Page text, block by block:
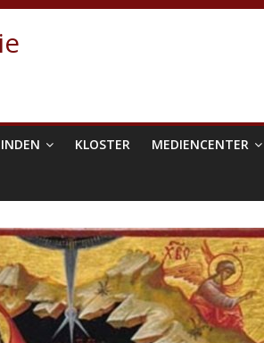
KLOSTER MEDIENCENTER